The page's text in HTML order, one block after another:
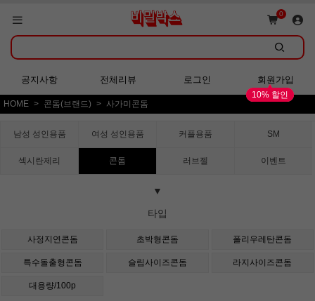
0
회원가입 시 다양한 혜택 증정!
쇼핑몰 GRAND OPEN!
공지사항 전체리뷰 로그인 회원가입
10% 할인
HOME
콘돔(브랜드) 사가미콘돔
남성 성인용품 여성 성인용품 커플용품 SM
섹시란제리 콘돔 러브젤 이벤트
▼
타입
사정지연콘돔 초박형콘돔 폴리우레탄콘돔
특수돌출형콘돔 슬림사이즈콘돔 라지사이즈콘돔
대용량/100p